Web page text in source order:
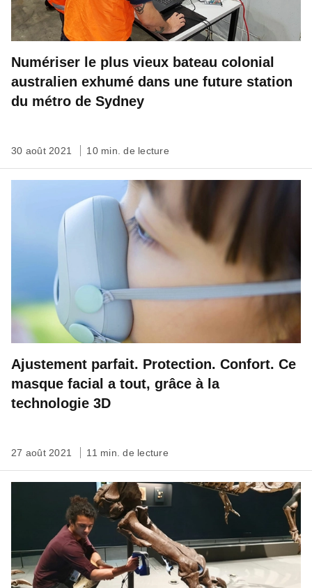
Numériser le plus vieux bateau colonial
australien exhumé dans une future station
du métro de Sydney
30 août 2021 10 min. de lecture
Ajustement parfait. Protection. Confort. Ce
masque facial a tout, grâce à la
technologie 3D
27 août 2021 11 min. de lecture